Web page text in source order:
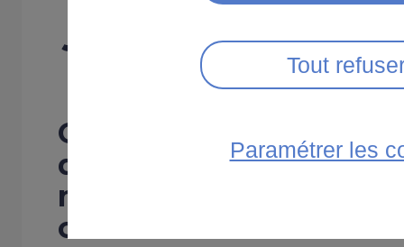
Les résultats de
Opinion Way pour
que les 18-24 ans sont
moins pressés à
conduire.
Tout
Paramétrer les